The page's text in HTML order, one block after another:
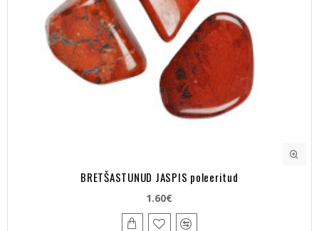
BRETŠASTUNUD JASPIS poleeritud
1.60€